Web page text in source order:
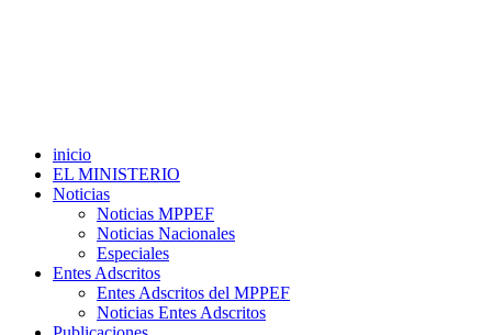
inicio
EL MINISTERIO
Noticias
Noticias MPPEF
Noticias Nacionales
Especiales
Entes Adscritos
Entes Adscritos del MPPEF
Noticias Entes Adscritos